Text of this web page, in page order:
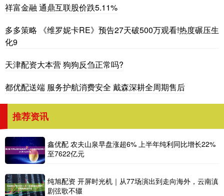
祥富金融 通鼎互联股价跌5.11%
多多策略 《维罗妮卡RE》预告27天破500万观看!热度碾压生
化9
天津配资大本营 狗狗反刍正常吗?
都优配送端 服务护航消费安全 戴森深耕全周期售后
推荐资讯
鑫优配 农夫山泉早盘涨超6% 上半年纯利同比增长22%
至7622亿元
纯旭配资 开屏时光机｜从77场演出到走向海外，云南滇
剧弦歌不辍